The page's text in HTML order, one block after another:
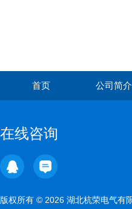
首页 公司简介
在线咨询
版权所有 © 2026 湖北杭荣电气有